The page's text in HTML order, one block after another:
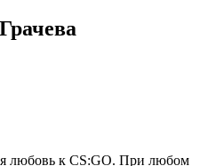
любовь к CS:GO. При любом